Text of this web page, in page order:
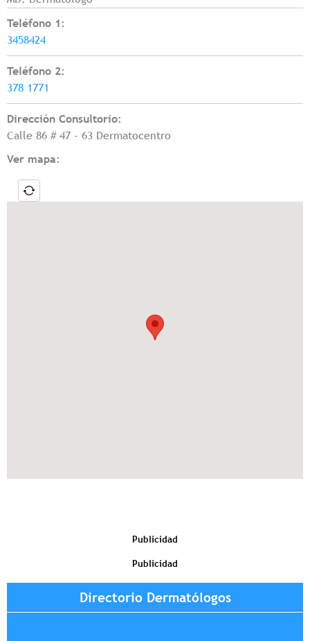
Teléfono 1:
3458424
Teléfono 2:
378 1771
Dirección Consultorio:
Calle 86 # 47 - 63 Dermatocentro
Ver mapa:
Publicidad
Publicidad
Directorio Dermatólogos